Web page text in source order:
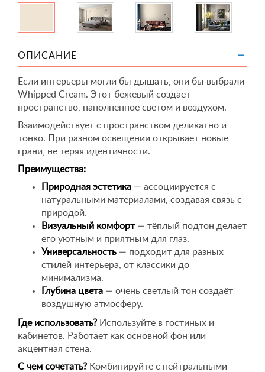
ОПИСАНИЕ
Если интерьеры могли бы дышать, они бы выбрали
Whipped Cream. Этот бежевый создаёт
пространство, наполненное светом и воздухом.
Взаимодействует с пространством деликатно и
тонко. При разном освещении открывает новые
грани, не теряя идентичности.
Преимущества:
Природная эстетика — ассоциируется с
натуральными материалами, создавая связь с
природой.
Визуальный комфорт— тёплый подтон делает
его уютным и приятным для глаз.
Универсальность — подходит для разных
стилей интерьера, от классики до
минимализма.
Глубина цвета — очень светлый тон создаёт
воздушную атмосферу.
Где использовать? Используйте в гостиных и
кабинетов. Работает как основной фон или
акцентная стена.
С чем сочетать? Комбинируйте с нейтральными